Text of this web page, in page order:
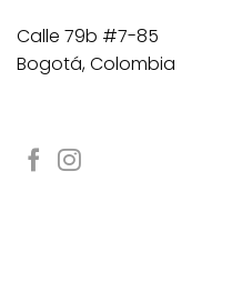
Calle 79b #7-85
Bogotá, Colombia